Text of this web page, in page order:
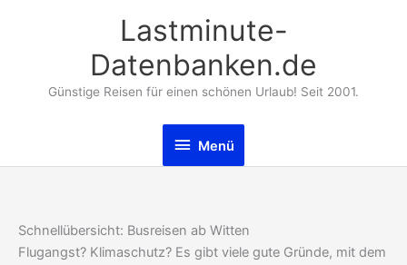
Lastminute-
Datenbanken.de
Günstige Reisen für einen schönen Urlaub! Seit 2001.
Menü
Menü
Schnellübersicht: Busreisen ab Witten
Flugangst? Klimaschutz? Es gibt viele gute Gründe, mit dem